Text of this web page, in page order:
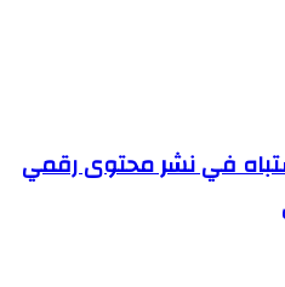
في نشر محتوى رقمي